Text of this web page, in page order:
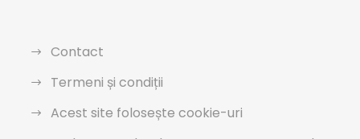
Contact
Termeni și condiții
Acest site folosește cookie-uri